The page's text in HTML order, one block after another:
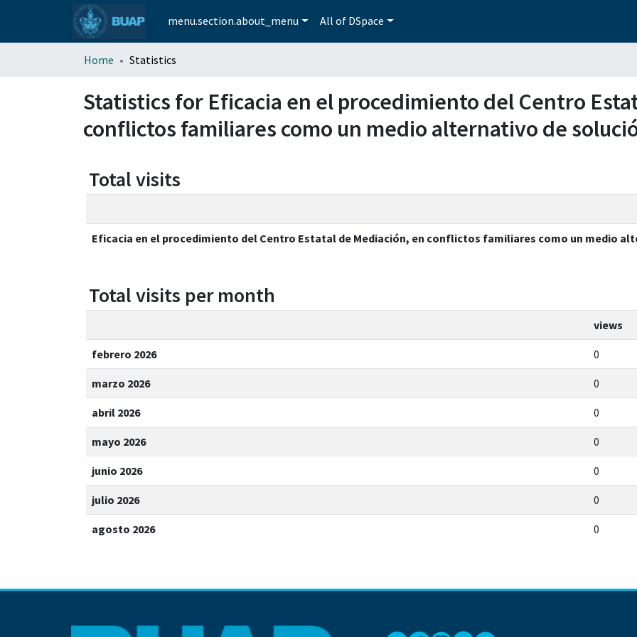
menu.section.about_menu All of DSpace
Home Statistics
Statistics for Eficacia en el procedimiento del Centro
conflictos familiares como un medio alternativo de
Total visits
Eficacia en el procedimiento del Centro Estatal de Mediación, en conflictos familiares como un medio
Total visits per month
views
febrero 2026 0
marzo 2026 0
abril 2026 0
mayo 2026 0
junio 2026 0
julio 2026 0
agosto 2026 0